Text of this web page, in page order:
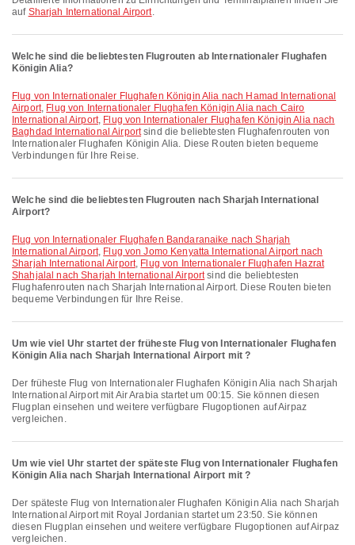
auf Sharjah International Airport.
Welche sind die beliebtesten Flugrouten ab Internationaler Flughafen
Königin Alia?
Flug von Internationaler Flughafen Königin Alia nach Hamad International
Airport, Flug von Internationaler Flughafen Königin Alia nach Cairo
International Airport, Flug von Internationaler Flughafen Königin Alia nach
Baghdad International Airportsind die beliebtesten Flughafenrouten von
Internationaler Flughafen Königin Alia. Diese Routen bieten bequeme
Verbindungen für Ihre Reise.
Welche sind die beliebtesten Flugrouten nach Sharjah International
Airport?
Flug von Internationaler Flughafen Bandaranaike nach Sharjah
International Airport, Flug von Jomo Kenyatta International Airport nach
Sharjah International Airport, Flug von Internationaler Flughafen Hazrat
Shahjalal nach Sharjah International Airportsind die beliebtesten
Flughafenrouten nach Sharjah International Airport. Diese Routen bieten
bequeme Verbindungen für Ihre Reise.
Um wie viel Uhr startet der früheste Flug von Internationaler Flughafen
Königin Alia nach Sharjah International Airport mit ?
Der früheste Flug von Internationaler Flughafen Königin Alia nach Sharjah
International Airport mit Air Arabia startet um 00:15. Sie können diesen
Flugplan einsehen und weitere verfügbare Flugoptionen auf Airpaz
vergleichen.
Um wie viel Uhr startet der späteste Flug von Internationaler Flughafen
Königin Alia nach Sharjah International Airport mit ?
Der späteste Flug von Internationaler Flughafen Königin Alia nach Sharjah
International Airport mit Royal Jordanian startet um 23:50. Sie können
diesen Flugplan einsehen und weitere verfügbare Flugoptionen auf Airpaz
vergleichen.